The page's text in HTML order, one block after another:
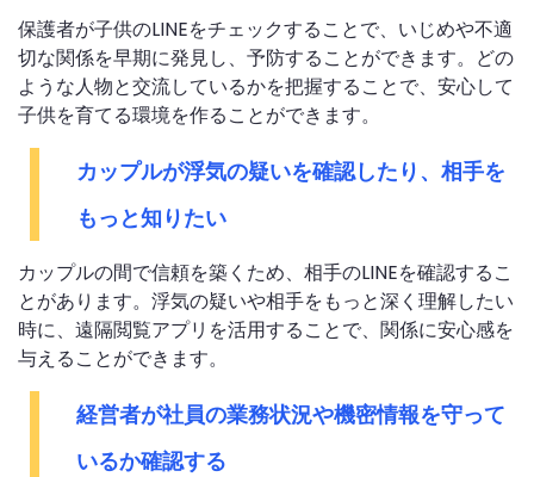
保護者が子供のLINEをチェックすることで、いじめや不適
切な関係を早期に発見し、予防することができます。どの
ような人物と交流しているかを把握することで、安心して
子供を育てる環境を作ることができます。
カップルが浮気の疑いを確認したり、相手を
もっと知りたい
カップルの間で信頼を築くため、相手のLINEを確認するこ
とがあります。浮気の疑いや相手をもっと深く理解したい
時に、遠隔閲覧アプリを活用することで、関係に安心感を
与えることができます。
経営者が社員の業務状況や機密情報を守って
いるか確認する